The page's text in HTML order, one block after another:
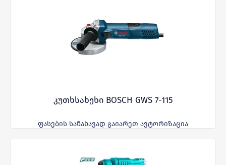
კუთხსახეხი BOSCH GWS 7-115
ფასების სანახავად გაიარეთ ავტორიზაცია